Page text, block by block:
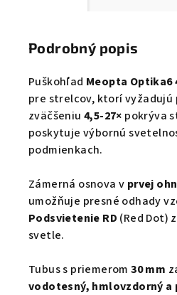
Podrobný popis
Puškohľad Meopta Optika6
pre strelcov, ktorí
zväčšeniu4,5-27× pokrýva
poskytuje výbornú
podmienkach.
Zámerná osnova v prvej
umožňuje presné odhady
Podsvietenie RD (Red Dot)
svetle.
Tubus s priemerom30 mm
vodotesný, hmlovzdorný a